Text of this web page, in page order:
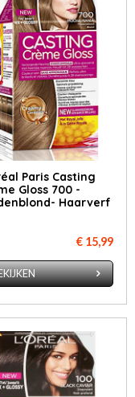
Paris Casting
Gloss 700 -
Haarverf
€ 15,99